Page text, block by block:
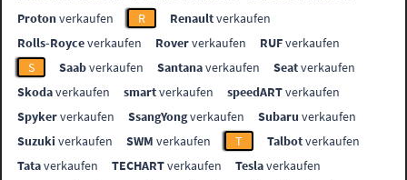
Protonverkaufen R Renaultverkaufen
Rolls-Royceverkaufen Roververkaufen RUFverkaufen
S
Saabverkaufen Santanaverkaufen Seatverkaufen
Skodaverkaufen smartverkaufen speedARTverkaufen
Spykerverkaufen SsangYongverkaufen Subaru verkaufen
Suzuki verkaufen SWM verkaufen T Talbotverkaufen
Tataverkaufen TECHARTverkaufen Teslaverkaufen